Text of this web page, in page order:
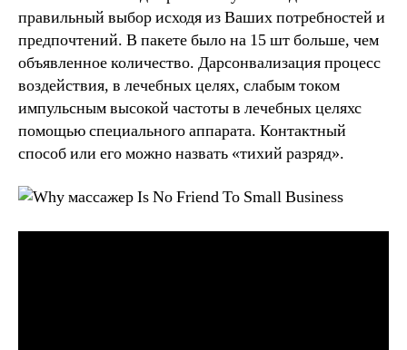
правильный выбор исходя из Ваших потребностей и
предпочтений. В пакете было на 15 шт больше, чем
объявленное количество. Дарсонвализация процесс
воздействия, в лечебных целях, слабым током
импульсным высокой частоты в лечебных целяхс
помощью специального аппарата. Контактный
способ или его можно назвать «тихий разряд».